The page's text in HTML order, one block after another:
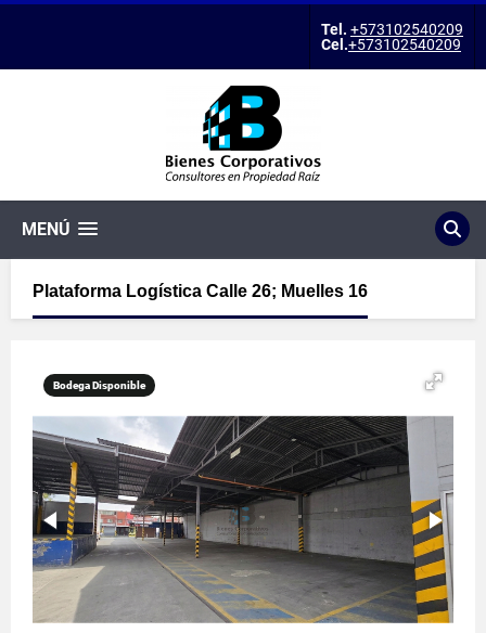
Tel. +573102540209
Cel.+573102540209
MENÚ
Plataforma Logística Calle 26; Muelles 16
Bodega Disponible